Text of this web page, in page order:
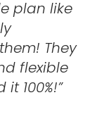
plan like
They
flexible
100%!”